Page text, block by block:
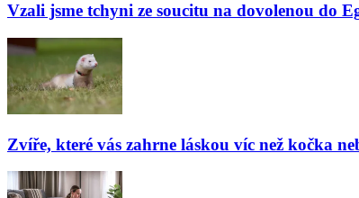
Vzali jsme tchyni ze soucitu na dovolenou do
Zvíře, které vás zahrne láskou víc než kočka